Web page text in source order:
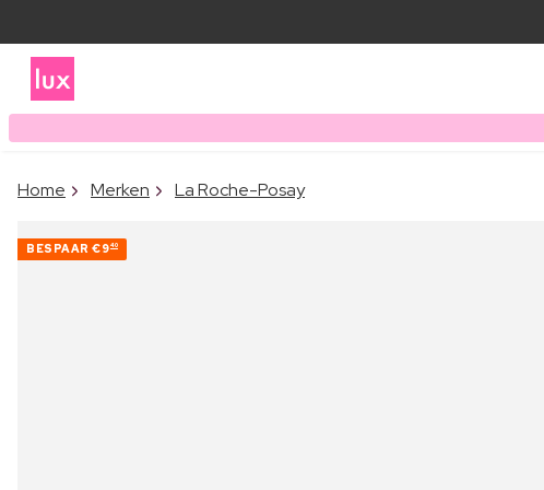
Home Merken La Roche-Posay
BESPAAR €940